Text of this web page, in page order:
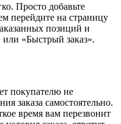
Просто добавьте
перейдите на страницу
позиций и
«Быстрый заказ».
покупателю не
заказа самостоятельно.
время вам перезвонит